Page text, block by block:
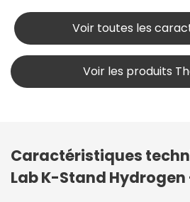
Voir toutes les
Voir les produits
Caractéristiques
Lab K-Stand Hydrogen